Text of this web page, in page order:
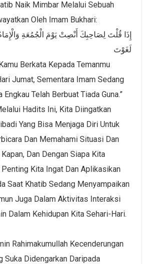
Naik Mimbar Melalui Sebuah
Oleh Imam Bukhari:
إِذَا قُلْتَ لِصَاحِبِكَ أَنْصِتْ يَوْمَ الْجُمُعَةِ
لَغَوْتَ
Berkata Kepada Temanmu
Jumat, Sementara Imam Sedang
Engkau Telah Berbuat Tiada Guna.”
Hadits Ini, Kita Diingatkan
Yang Bisa Menjaga Diri Untuk
Dan Memahami Situasi Dan
Dan Dengan Siapa Kita
Kita Ingat Dan Aplikasikan
Saat Khatib Sedang Menyampaikan
Juga Dalam Aktivitas Interaksi
Dalam Kehidupan Kita Sehari-Hari.
Rahimakumullah Kecenderungan
Suka Didengarkan Daripada